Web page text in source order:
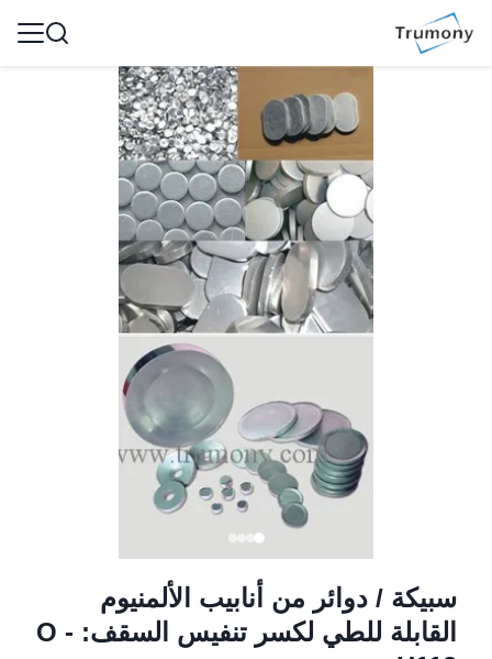
سبيكة / دوائر من أنابيب الألمنيوم
القابلة للطي لكسر تنفيس السقف: O -